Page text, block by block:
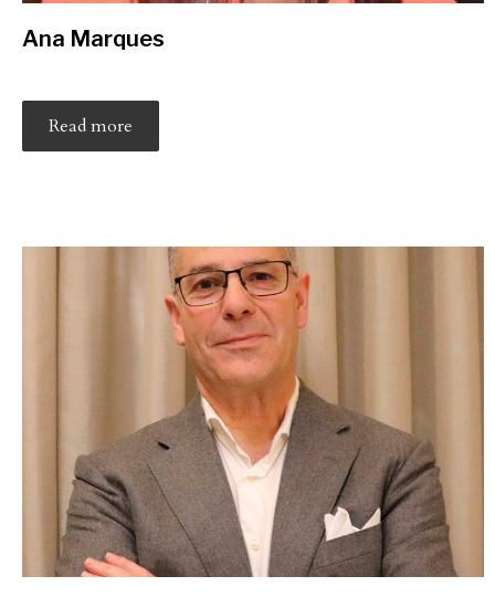
Ana Marques
Read more